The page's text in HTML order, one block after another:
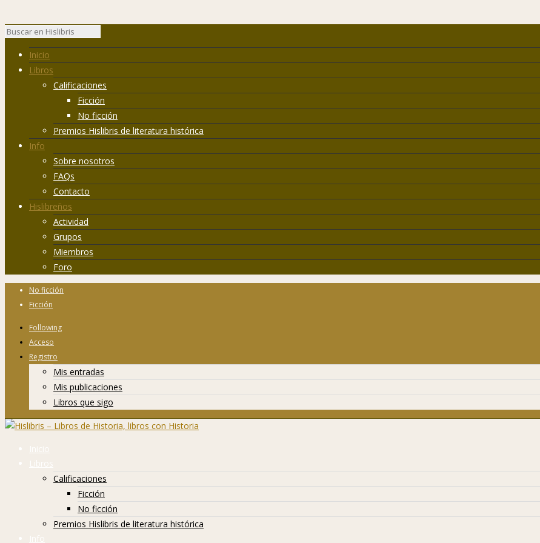
Inicio
Libros
Calificaciones
Ficción
No ficción
Premios Hislibris de literatura histórica
Info
Sobre nosotros
FAQs
Contacto
Hislibreños
Actividad
Grupos
Miembros
Foro
No ficción
Ficción
Following
Acceso
Registro
Mis entradas
Mis publicaciones
Libros que sigo
Inicio
Libros
Calificaciones
Ficción
No ficción
Premios Hislibris de literatura histórica
Info